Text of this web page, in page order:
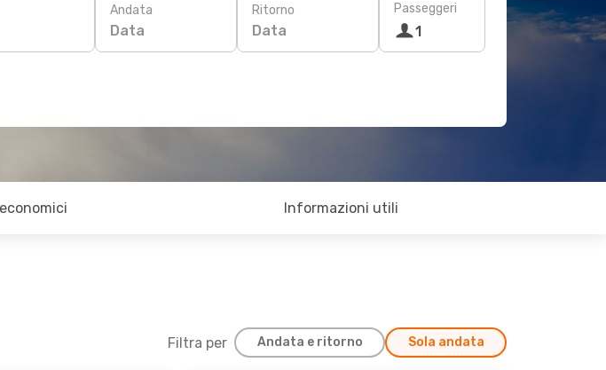
Andata
Data
Ritorno
Data
Passeggeri
1
Informazioni utili
Filtra per Andata e ritorno Sola andata